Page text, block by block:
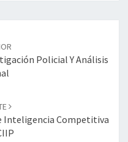
Policial Y Análisis
Inteligencia Competitiva